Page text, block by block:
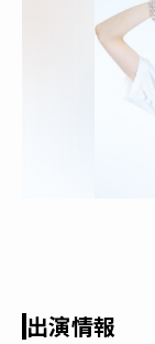
出演情報